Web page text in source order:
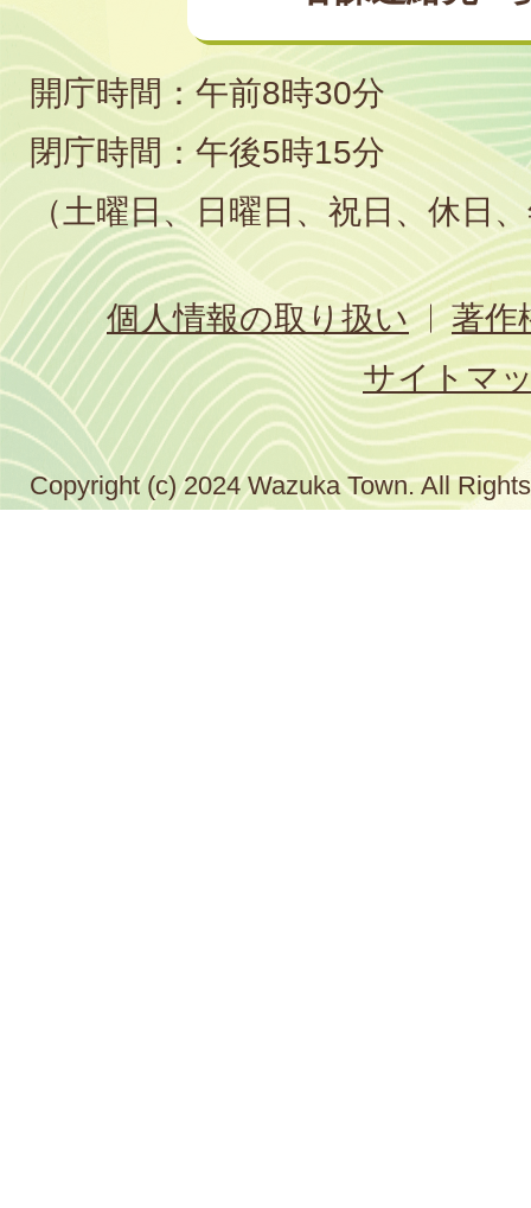
開庁時間：午前8時30分
閉庁時間：午後5時15分
（土曜日、日曜日、祝日、休日
個人情報の取り扱い
著作
サイトマ
Copyright (c) 2024 Wazuka Town. All